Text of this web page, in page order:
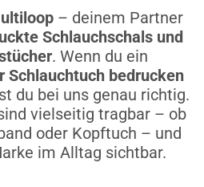
– deinem Partner
Schlauchschals und
. Wenn du ein
Schlauchtuch bedrucken
du bei uns genau richtig.
vielseitig tragbar – ob
oder Kopftuch – und
im Alltag sichtbar.